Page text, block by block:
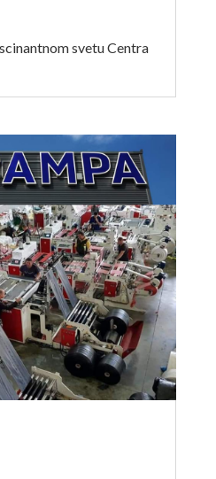
svetu Centra